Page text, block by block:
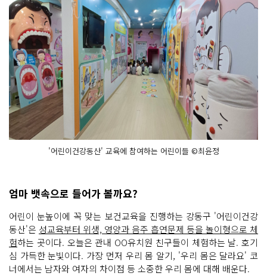
'어린이건강동산' 교육에 참여하는 어린이들 ©최윤정
엄마 뱃속으로 들어가 볼까요?
어린이 눈높이에 꼭 맞는 보건교육을 진행하는 강동구 '어린이건강
동산'은 성교육부터 위생, 영양과 음주 흡연문제 등을 놀이형으로 체
험하는 곳이다. 오늘은 관내 OO유치원 친구들이 체험하는 날. 호기
심 가득한 눈빛이다. 가장 먼저 우리 몸 알기, '우리 몸은 달라요' 코
너에서는 남자와 여자의 차이점 등 소중한 우리 몸에 대해 배운다.